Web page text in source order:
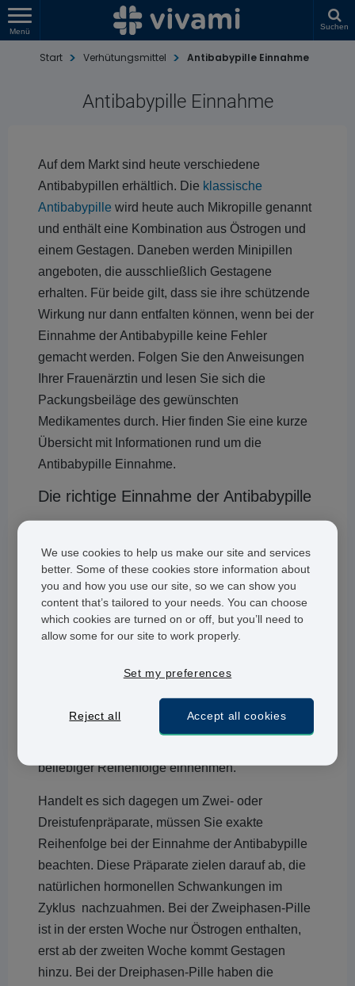
Menü
Suchen
Start Verhütungsmittel Antibabypille Einnahme
Antibabypille Einnahme
Auf dem Markt sind heute verschiedene
Antibabypillen erhältlich. Die klassische
Antibabypille wird heute auch Mikropille genannt
und enthält eine Kombination aus Östrogen und
einem Gestagen. Daneben werden Minipillen
angeboten, die ausschließlich Gestagene
erhalten. Für beide gilt, dass sie ihre schützende
Wirkung nur dann entfalten können, wenn bei der
Einnahme der Antibabypille keine Fehler
gemacht werden. Folgen Sie den Anweisungen
Ihrer Frauenärztin und lesen Sie sich die
Packungsbeiläge des gewünschten
Medikamentes durch. Hier finden Sie eine kurze
Übersicht mit Informationen rund um die
Antibabypille Einnahme.
Die richtige Einnahme der Antibabypille
"Hormonbomben", die zum Teil zu schweren
Nebenwirkungen führen. Heute sind die
Hormonanteile so niedrig, dass in Mikrogramm
gerechnet wird. Daher wird die reguläre
Antibabypille heute auch häufig als Mikropille
ist ein Kinderspiel, wenn es sich um
Einphasenpräparate handelt: Jede Pille enthält
exakt die gleiche Menge an Hormonen (meist 20
beliebiger Reihenfolge einnehmen.
Handelt es sich dagegen um Zwei- oder
Dreistufenpräparate, müssen Sie exakte
Reihenfolge bei der Einnahme der Antibabypille
beachten. Diese Präparate zielen darauf ab, die
natürlichen hormonellen Schwankungen im
Zyklus nachzuahmen. Bei der Zweiphasen-Pille
ist in der ersten Woche nur Östrogen enthalten,
erst ab der zweiten Woche kommt Gestagen
hinzu. Bei der Dreiphasen-Pille haben die
We use cookies to help us make our site and services
better. Some of these cookies store information about
you and how you use our site, so we can show you
content that’s tailored to your needs. You can choose
which cookies are turned on or off, but you’ll need to
allow some for our site to work properly.
Set my preferences
Reject all Accept all cookies